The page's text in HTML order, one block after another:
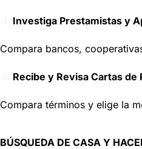
Investiga Prestamistas y
Compara bancos,
Recibe y Revisa Cartas de
Compara términos y elige la
BÚSQUEDA DE CASA Y